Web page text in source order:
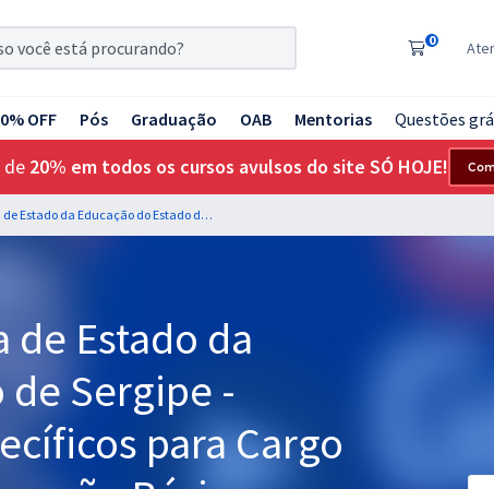
0
OFF Pós Graduação OAB Mentorias Questões
de 20% em todos os cursos avulsos do site SÓ HOJE!
SEED SE - Secretaria de Estado da Educação do Estado de Sergipe - Conhecimentos Específicos para Cargo 15: Professor de Educação Básica - Sociologia
de Estado da
de Sergipe -
para Cargo